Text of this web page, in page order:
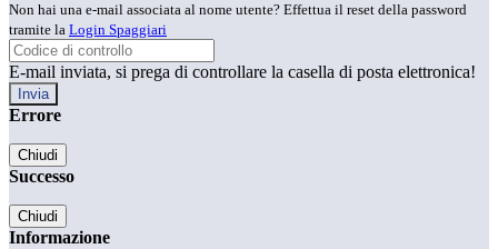
Non hai una e-mail associata al nome utente? Effettua il reset della password
tramite la Login Spaggiari
E-mail inviata, si prega di controllare la casella di posta elettronica!
Errore
Chiudi
Successo
Chiudi
Informazione